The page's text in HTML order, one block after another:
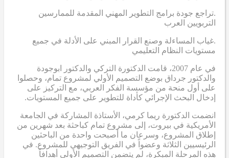
.تراجع جودة برامج التطوير المهني المقدمة للممارسين
التربويين العرب
.غياب المساءلة وصنع القرار المبني على الأدلة في جميع
مستويات النظام التعليمي
في عام 2007، قامت الدكتورة التركي والدكتور ابوجودة
والدكتور جرداق بوضع التصميم الأولي لمشروع تمام، وحصلوا
على أول منحة من مؤسسة الفكر العربي، مع التركيز على
إدخال البحث الإجرائي كأداة للتطوير على جميع المستويات.
انضمت الدكتورة ريما كرمي، الأستاذة المشاركة في الجامعة
الأمريكية في بيروت، إلى مشروع تمام كباحثة بعد شهرين من
إطلاق المشروع، وسرعان ما أصبحت واحدة من الباحثين
الرئيسيين الثلاثة وعضواً في الفريق التوجيهي للمشروع. في
هذه المرحلة المبكرة، لم يتضمن التصميم الأولي أهدافاً